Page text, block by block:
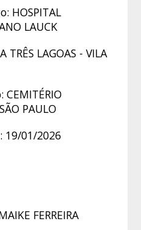
HOSPITAL
LAUCK
TRÊS LAGOAS - VILA
PAULO
19/01/2026
FERREIRA